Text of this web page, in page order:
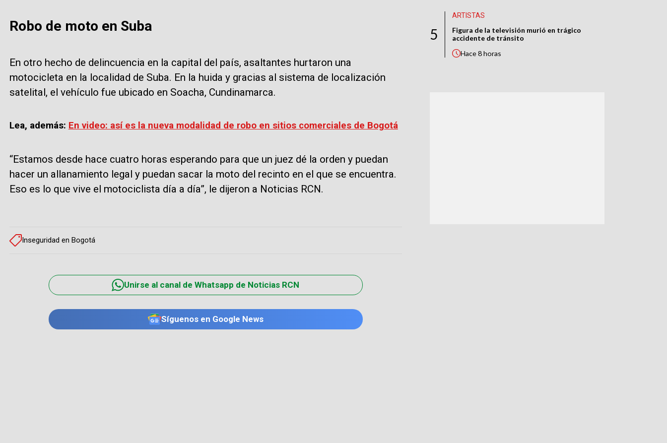
Robo de moto en Suba
En otro hecho de delincuencia en la capital del país, asaltantes hurtaron una
motocicleta en la localidad de Suba. En la huida y gracias al sistema de localización
satelital, el vehículo fue ubicado en Soacha, Cundinamarca.
Lea, además: En video: así es la nueva modalidad de robo en sitios comerciales de Bogotá
“Estamos desde hace cuatro horas esperando para que un juez dé la orden y puedan
hacer un allanamiento legal y puedan sacar la moto del recinto en el que se encuentra.
Eso es lo que vive el motociclista día a día”, le dijeron a Noticias RCN.
Inseguridad en Bogotá
Unirse al canal de Whatsapp de Noticias RCN
Síguenos en Google News
5
ARTISTAS
Figura de la televisión murió en trágico
accidente de tránsito
Hace8 horas